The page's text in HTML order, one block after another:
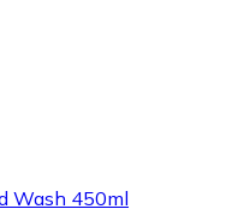
Wash 450ml